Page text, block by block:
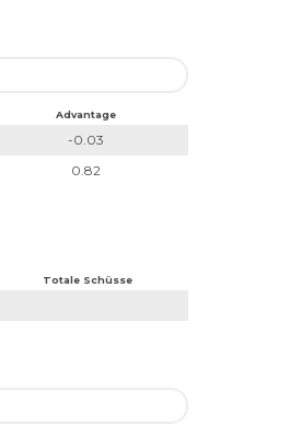
Advantage
-0.03
0.82
Totale Schüsse